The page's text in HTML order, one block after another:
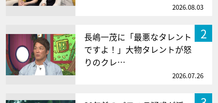
2026.08.03
2
長嶋一茂に「最悪なタレント
ですよ！」大物タレントが怒
りのクレ…
2026.07.26